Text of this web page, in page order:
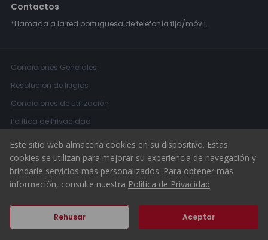
Contactos
*Llamada a la red portuguesa de telefonía fija/móvil.
Condiciones Generales
Resolución de litigios
Condiciones de utilización
Política de Privacidad
Libro de Reclamaciones
Canal Denuncias
© 2026 ERA Portugal
Este sitio web almacena cookies en su dispositivo. Estas
cookies se utilizan para mejorar su experiencia de navegación y
brindarle servicios más personalizados. Para obtener más
información, consulte nuestra Política de Privacidad
Rehusar Aceptar